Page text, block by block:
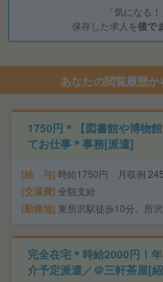
「気になる
保存した求人を後で
あなたの閲覧履歴
1750円＊【図書館や博物
てお仕事＊事務[派遣]
給 与 時給1750円 月収例
交通費 全額支給
勤務地 東所沢駅徒歩10分、所
完全在宅＊時給2000円！
介予定派遣／＠三軒茶屋[